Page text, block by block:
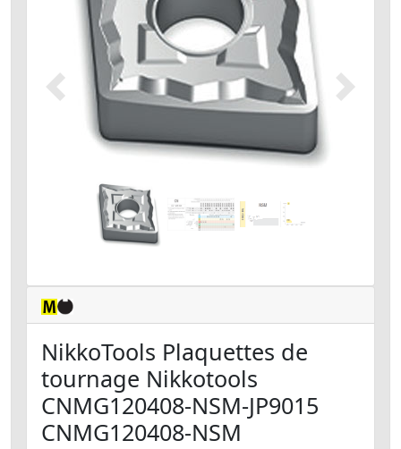
Précédent Suivant
NikkoTools Plaquettes de
tournage Nikkotools
CNMG120408-NSM-JP9015
CNMG120408-NSM